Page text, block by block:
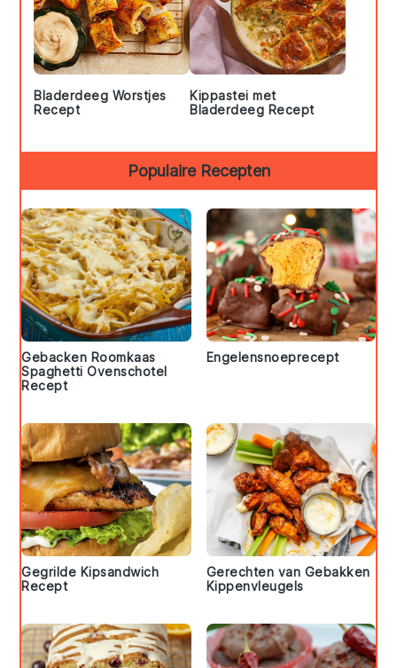
Bladerdeeg Worstjes
Recept
Kippastei met
Bladerdeeg Recept
Populaire Recepten
Gebacken Roomkaas
Spaghetti Ovenschotel
Recept
Engelensnoeprecept
Gegrilde Kipsandwich
Recept
Gerechten van Gebakken
Kippenvleugels